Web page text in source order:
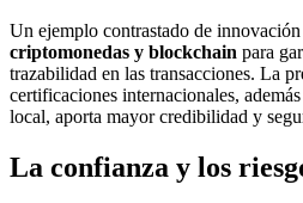
Un ejemplo contrastado de
criptomonedas y blockchain para
trazabilidad en las transacciones. La
certificaciones internacionales,
local, aporta mayor credibilidad y
La confianza y los